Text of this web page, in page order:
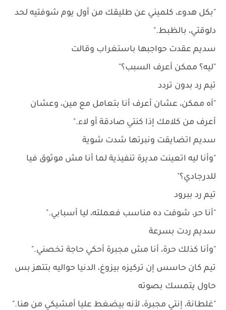
"بكل هدوء، كلميني عن طليقك من أول يوم شوفتيه لحد
دلوقتي، بالظبط."
سديم عقدت حواجبها باستغراب وقالت
"ليه؟ ممكن أعرف السبب؟"
تيم رد بدون تردد
"آه ممكن، عشان أعرف أنا بتعامل مع مين، وعشان
أعرف من كلامك إذا كنتي صادقة أو لاء."
سديم اتضايقت ونبرتها شدت شوية
"وأنا ليه اتعينت مديرة تنفيذية لما أنا مش موثوق فيا
للدرجادي؟"
تيم رد ببرود
"أنا حر، شوفت ده مناسب فعملته، ليا أسبابي."
سديم ردت بسرعة
"وأنا كذلك حرة، أنا مش مجبرة أحكي حاجة تخصني."
تيم كان حاسس إن تركيزه بيزوغ، الدنيا حواليه بتتهز بس
حاول يتمسك بصوته
"غلطانة، إنتي مجبرة، لأنه بيضغط عليا أمشيكي من هنا."